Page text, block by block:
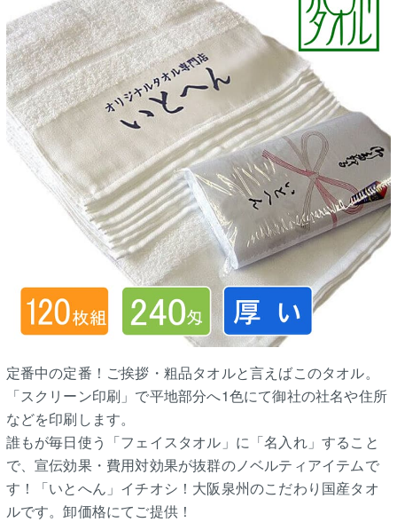
定番中の定番！ご挨拶・粗品タオルと言えばこのタオル。
「スクリーン印刷」で平地部分へ1色にて御社の社名や住所
などを印刷します。
誰もが毎日使う「フェイスタオル」に「名入れ」すること
で、宣伝効果・費用対効果が抜群のノベルティアイテムで
す！「いとへん」イチオシ！大阪泉州のこだわり国産タオ
ルです。卸価格にてご提供！